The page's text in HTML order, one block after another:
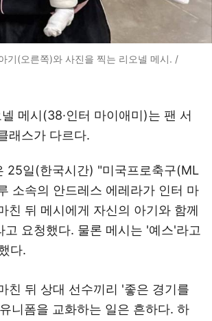
기(오른쪽)와 사진을 찍는 리오넬 메시. /
메시(38·인터 마이애미)는 팬 서
래스가 다르다.
25일(한국시간) "미국프로축구(ML
소속의 안드레스 에레라가 인터 마
친 뒤 메시에게 자신의 아기와 함께
고 요청했다. 물론 메시는 '예스'라고
다.
친 뒤 상대 선수끼리 '좋은 경기를
니폼을 교화하는 일은 흔하다. 하